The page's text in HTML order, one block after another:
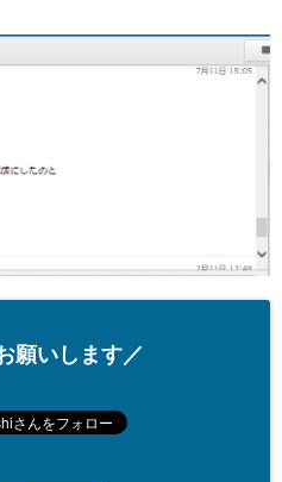
願いします／